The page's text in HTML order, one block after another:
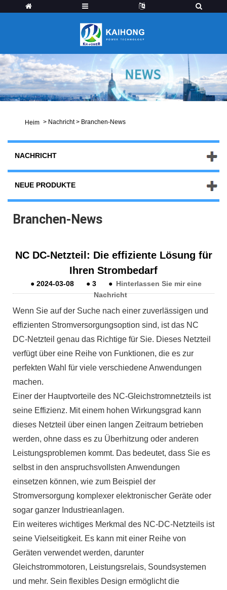
Heim > Nachricht > Branchen-News
NACHRICHT
NEUE PRODUKTE
Branchen-News
NC DC-Netzteil: Die effiziente Lösung für
Ihren Strombedarf
● 2024-03-08 ● 3 ● Hinterlassen Sie mir eine
Nachricht
Wenn Sie auf der Suche nach einer zuverlässigen und
effizienten Stromversorgungsoption sind, ist das NC
DC-Netzteil genau das Richtige für Sie. Dieses Netzteil
verfügt über eine Reihe von Funktionen, die es zur
perfekten Wahl für viele verschiedene Anwendungen
machen.
Einer der Hauptvorteile des NC-Gleichstromnetzteils ist
seine Effizienz. Mit einem hohen Wirkungsgrad kann
dieses Netzteil über einen langen Zeitraum betrieben
werden, ohne dass es zu Überhitzung oder anderen
Leistungsproblemen kommt. Das bedeutet, dass Sie es
selbst in den anspruchsvollsten Anwendungen
einsetzen können, wie zum Beispiel der
Stromversorgung komplexer elektronischer Geräte oder
sogar ganzer Industrieanlagen.
Ein weiteres wichtiges Merkmal des NC-DC-Netzteils ist
seine Vielseitigkeit. Es kann mit einer Reihe von
Geräten verwendet werden, darunter
Gleichstrommotoren, Leistungsrelais, Soundsystemen
und mehr. Sein flexibles Design ermöglicht die